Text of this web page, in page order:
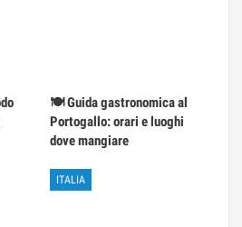
🍽️ Guida gastronomica al
Portogallo: orari e luoghi
dove mangiare
ITALIA